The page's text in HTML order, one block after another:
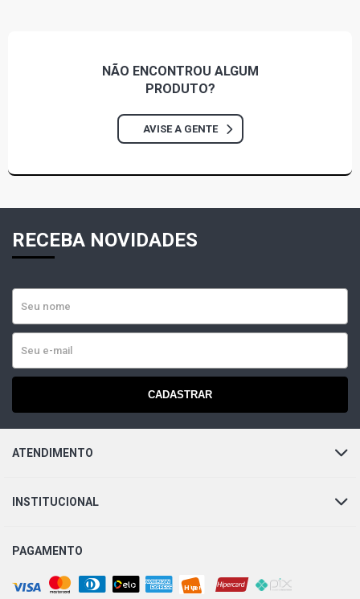
NÃO ENCONTROU ALGUM
PRODUTO?
AVISE A GENTE
RECEBA NOVIDADES
CADASTRAR
ATENDIMENTO
INSTITUCIONAL
PAGAMENTO